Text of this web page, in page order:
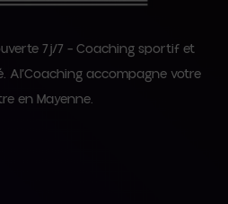
7j/7 – Coaching sportif et
Al’Coaching accompagne votre
en Mayenne.